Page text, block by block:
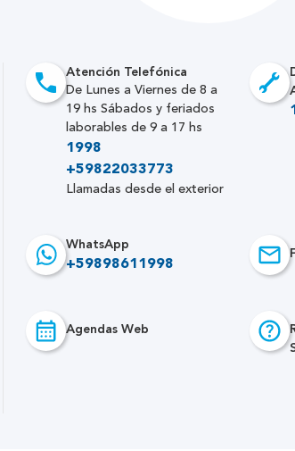
Atención Telefónica
De Lunes a Viernes de 8 a
19 hs Sábados y feriados
laborables de 9 a 17 hs
1998
+59822033773
Llamadas desde el exterior
WhatsApp
+59898611998
Agendas Web